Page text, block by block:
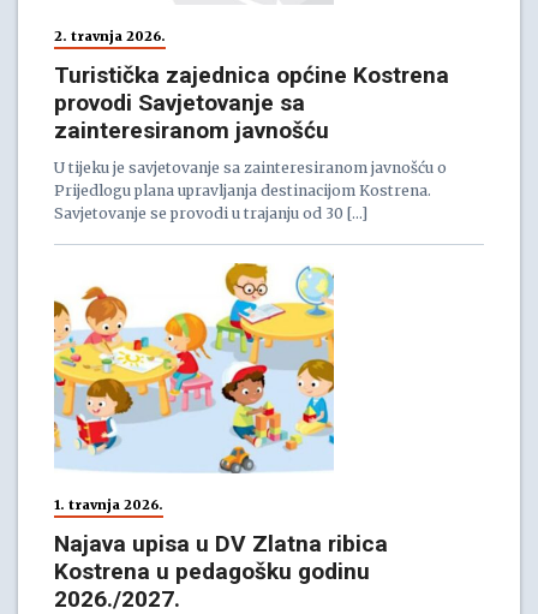
2. travnja 2026.
Turistička zajednica općine Kostrena
provodi Savjetovanje sa
zainteresiranom javnošću
U tijeku je savjetovanje sa zainteresiranom javnošću o
Prijedlogu plana upravljanja destinacijom Kostrena.
Savjetovanje se provodi u trajanju od 30 […]
1. travnja 2026.
Najava upisa u DV Zlatna ribica
Kostrena u pedagošku godinu
2026./2027.